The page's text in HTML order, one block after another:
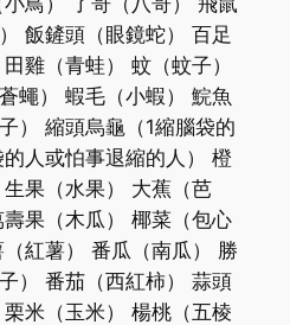
飯鏟頭（眼鏡蛇） 百足
雞（青蛙） 蚊（蚊子）
蠅） 蝦毛（小蝦） 鯇魚
） 縮頭烏龜（1縮腦袋的
人或怕事退縮的人） 橙
生果（水果） 大蕉（芭
果（木瓜） 椰菜（包心
紅薯） 番瓜（南瓜） 勝
） 番茄（西紅柿） 蒜頭
栗米（玉米） 楊桃（五棱